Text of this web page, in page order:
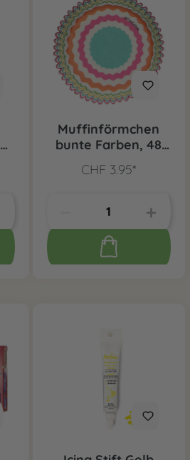
Muffinförmchen
bunte Farben, 48
CHF 3.95*